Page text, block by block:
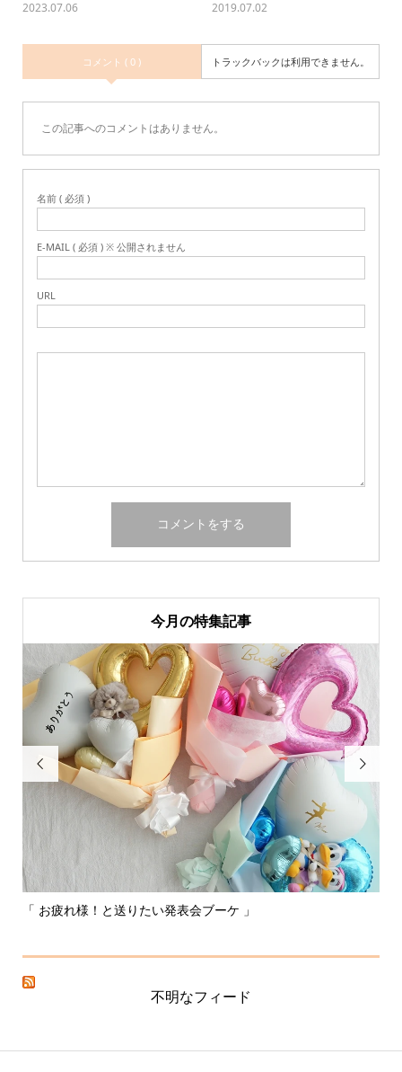
2023.07.06 2019.07.02
コメント ( 0 ) トラックバックは利用できません。
この記事へのコメントはありません。
名前 ( 必須 )
E-MAIL ( 必須 ) ※ 公開されません
URL
今月の特集記事

「 お疲れ様！と送りたい発表会ブーケ 」

不明なフィード